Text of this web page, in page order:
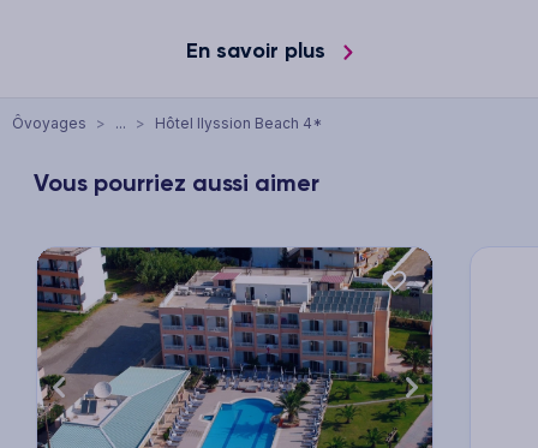
En savoir plus
Ôvoyages > ... > Hôtel Ilyssion Beach 4*
Vous pourriez aussi aimer
Previous Next